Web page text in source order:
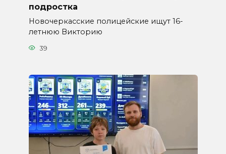
подростка
Новочеркасские полицейские ищут 16-
летнюю Викторию
39